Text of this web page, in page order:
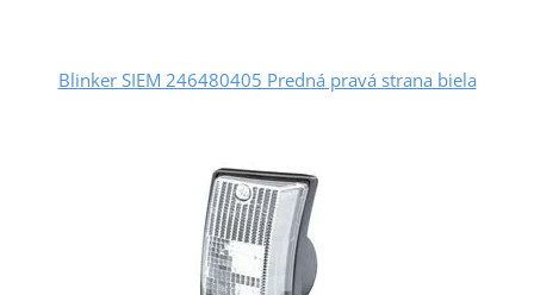
Blinker SIEM 246480405 Predná pravá strana biela